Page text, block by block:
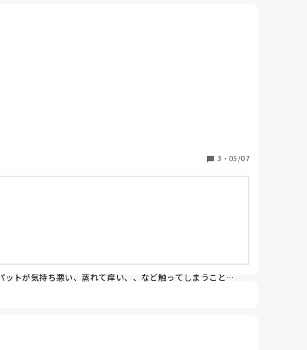
3 ・ 05/07
トが気持ち悪い、蒸れて痒い、、など触ってしまうことに
違和感があるのは当然なのかと思います。その原因を見つ